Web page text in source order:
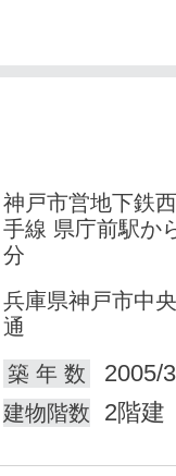
神戸市営地下鉄
手線 県庁前駅か
分
兵庫県神戸市中
通
築 年 数
2005/
建物階数 2階建